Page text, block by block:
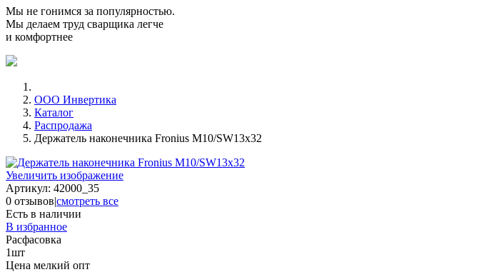
Мы не гонимся за популярностью.
Мы делаем труд сварщика легче
и комфортнее
ООО Инвертика
Каталог
Распродажа
Держатель наконечника Fronius M10/SW13x32
Увеличить изображение
Артикул: 42000_35
0 отзывов|смотреть все
Есть в наличии
В избранное
Расфасовка
1шт
Цена мелкий опт